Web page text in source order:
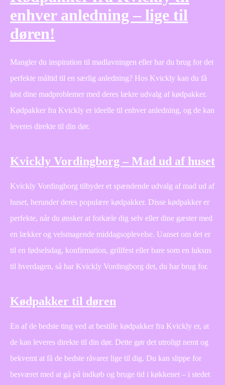
enhver anledning – lige til
døren!
Mangler du inspiration til madlavningen eller har du brug for det
perfekte måltid til en særlig anledning? Hos Kvickly kan du få
løst dine madproblemer med deres lækre udvalg af kødpakker.
Kødpakker fra Kvickly er ideelle til enhver anledning, og de kan
leveres direkte til din dør.
Kvickly Vordingborg – Mad ud af huset
Kvickly Vordingborg tilbyder et spændende udvalg af mad ud af
huset, herunder deres populære kødpakker. Disse kødpakker er
perfekte, når du ønsker at forkæle dig selv eller dine gæster med
en lækker og velsmagende middagsoplevelse. Uanset om det er
til en fødselsdag, konfirmation, grillfest eller bare som en luksus
til hverdagen, så har Kvickly Vordingborg det, du har brug for.
Kødpakker til døren
En af de bedste ting ved at bestille kødpakker fra Kvickly er, at
de kan leveres direkte til din dør. Dette gør det utroligt nemt og
bekvemt at få de bedste råvarer lige til dig. Du kan slippe for
besværet med at gå på indkøb og bruge tid i køkkenet – i stedet